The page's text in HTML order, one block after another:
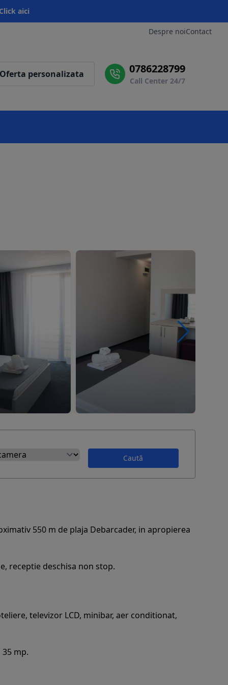
aici
Despre noiContact
Oferta personalizata 0786228799
Call Center 24/7
Caută
550 m de plaja Debarcader, in apropierea
receptie deschisa non stop.
televizor LCD, minibar, aer conditionat,
mp.